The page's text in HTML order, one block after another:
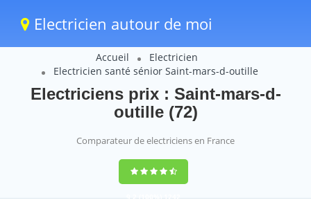
Electricien autour de moi
Accueil
Electricien
Electricien santé sénior Saint-mars-d-outille
Electriciens prix : Saint-mars-d-
outille (72)
Comparateur de electriciens en France
9,2(100%)1242